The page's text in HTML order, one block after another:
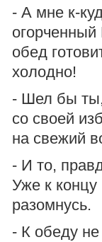
- А мне к-
огорченный
обед
холодно!
- Шел бы
со своей
на свежий
- И то,
Уже к концу
разомнусь.
- К обеду